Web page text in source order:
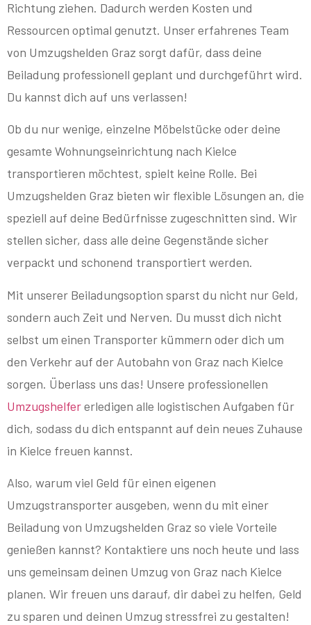
Richtung ziehen. Dadurch werden Kosten und
Ressourcen optimal genutzt. Unser erfahrenes Team
von Umzugshelden Graz sorgt dafür, dass deine
Beiladung professionell geplant und durchgeführt wird.
Du kannst dich auf uns verlassen!
Ob du nur wenige, einzelne Möbelstücke oder deine
gesamte Wohnungseinrichtung nach Kielce
transportieren möchtest, spielt keine Rolle. Bei
Umzugshelden Graz bieten wir flexible Lösungen an, die
speziell auf deine Bedürfnisse zugeschnitten sind. Wir
stellen sicher, dass alle deine Gegenstände sicher
verpackt und schonend transportiert werden.
Mit unserer Beiladungsoption sparst du nicht nur Geld,
sondern auch Zeit und Nerven. Du musst dich nicht
selbst um einen Transporter kümmern oder dich um
den Verkehr auf der Autobahn von Graz nach Kielce
sorgen. Überlass uns das! Unsere professionellen
Umzugshelfererledigen alle logistischen Aufgaben für
dich, sodass du dich entspannt auf dein neues Zuhause
in Kielce freuen kannst.
Also, warum viel Geld für einen eigenen
Umzugstransporter ausgeben, wenn du mit einer
Beiladung von Umzugshelden Graz so viele Vorteile
genießen kannst? Kontaktiere uns noch heute und lass
uns gemeinsam deinen Umzug von Graz nach Kielce
planen. Wir freuen uns darauf, dir dabei zu helfen, Geld
zu sparen und deinen Umzug stressfrei zu gestalten!